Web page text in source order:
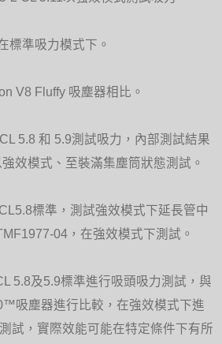
標準吸力模式下。
V8 Fluffy 吸塵器相比。
5.8 和 5.9測試吸力，內部測試結果
效模式、至裝滿集塵筒狀態測試。
標準，測試強效模式下延長管中
04，在強效模式下測試。
5.8及5.9標準進行吸頭吸力測試，與
吸塵器進行比較，在強效模式下進
試，實際效能可能在特定條件下有所